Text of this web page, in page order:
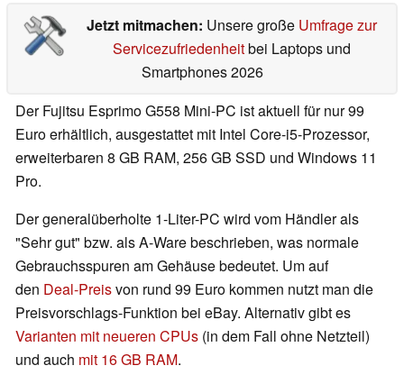
Jetzt mitmachen: Unsere große Umfrage zur
Servicezufriedenheitbei Laptops und
Smartphones 2026
Der Fujitsu Esprimo G558 Mini-PC ist aktuell für nur 99
Euro erhältlich, ausgestattet mit Intel Core-i5-Prozessor,
erweiterbaren 8 GB RAM, 256 GB SSD und Windows 11
Pro.
Der generalüberholte 1-Liter-PC wird vom Händler als
"Sehr gut" bzw. als A-Ware beschrieben, was normale
Gebrauchsspuren am Gehäuse bedeutet. Um auf
den Deal-Preisvon rund 99 Euro kommen nutzt man die
Preisvorschlags-Funktion bei eBay. Alternativ gibt es
Varianten mit neueren CPUs (in dem Fall ohne Netzteil)
und auch mit 16 GB RAM.